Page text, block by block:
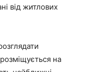
від житлових
на